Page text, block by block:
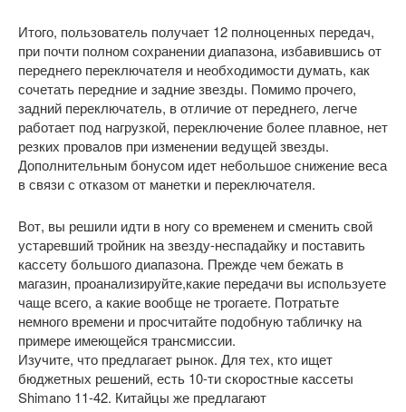
Итого, пользователь получает 12 полноценных передач,
при почти полном сохранении диапазона, избавившись от
переднего переключателя и необходимости думать, как
сочетать передние и задние звезды. Помимо прочего,
задний переключатель, в отличие от переднего, легче
работает под нагрузкой, переключение более плавное, нет
резких провалов при изменении ведущей звезды.
Дополнительным бонусом идет небольшое снижение веса
в связи с отказом от манетки и переключателя.
Вот, вы решили идти в ногу со временем и сменить свой
устаревший тройник на звезду-неспадайку и поставить
кассету большого диапазона. Прежде чем бежать в
магазин, проанализируйте,какие передачи вы используете
чаще всего, а какие вообще не трогаете. Потратьте
немного времени и просчитайте подобную табличку на
примере имеющейся трансмиссии.
Изучите, что предлагает рынок. Для тех, кто ищет
бюджетных решений, есть 10-ти скоростные кассеты
Shimano 11-42. Китайцы же предлагают